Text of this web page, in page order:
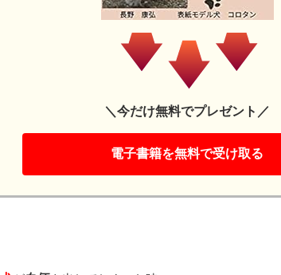
＼今だけ無料でプレゼント／
電子書籍を無料で受け取る